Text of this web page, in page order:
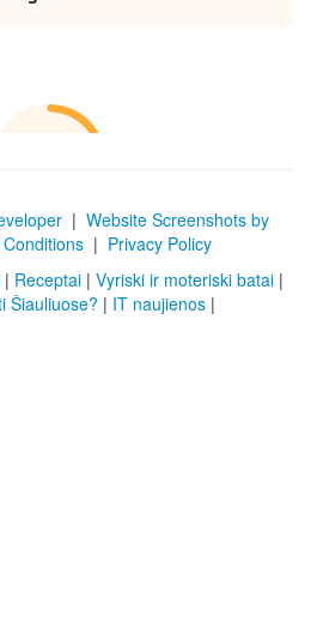
| Website Screenshots by
| Privacy Policy
| Receptai | Vyriski ir moteriski batai |
Šiauliuose? | IT naujienos |